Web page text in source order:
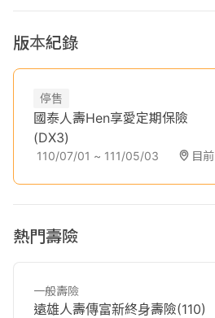
版本紀錄
停售
國泰人壽Hen享愛定期保險
(DX3)
110/07/01 ~ 111/05/03 目前
熱門壽險
一般壽險
遠雄人壽傳富新終身壽險(110)